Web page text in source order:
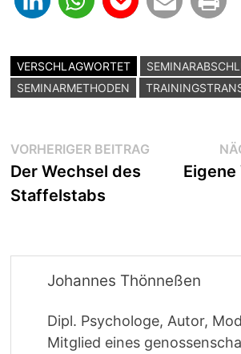
VERSCHLAGWORTET
SEMINARMETHODEN
Beitragsnavigation
VORHERIGER BEITRAG Vorheriger
Beitrag:
Der Wechsel des
Staffelstabs
Johannes Thönneßen
Dipl. Psychologe, Autor,
Mitglied eines